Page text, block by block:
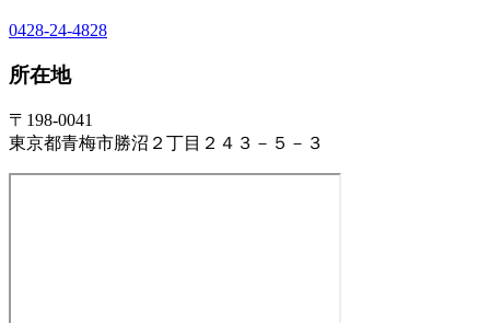
0428-24-4828
所在地
〒198-0041
東京都青梅市勝沼２丁目２４３－５－３